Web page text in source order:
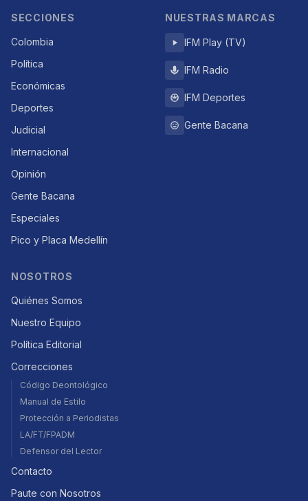
SECCIONES
Colombia
Política
Económicas
Deportes
Judicial
Internacional
Opinión
Gente Bacana
Especiales
Pico y Placa Medellín
NUESTRAS MARCAS
IFM Play (TV)
IFM Radio
IFM Deportes
Gente Bacana
NOSOTROS
Quiénes Somos
Nuestro Equipo
Política Editorial
Correcciones
Código Deontológico
Manual de Estilo
Protección a Periodistas
LA/FT/FPADM
Defensor del Lector
Contacto
Paute con Nosotros